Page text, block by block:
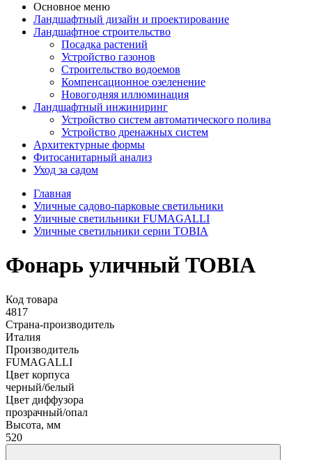
Основное меню
Ландшафтный дизайн и проектирование
Ландшафтное строительство
Посадка растений
Устройство газонов
Строительство водоемов
Компенсационное озеленение
Новогодняя иллюминация
Ландшафтный инжиниринг
Устройство систем автоматического полива
Устройство дренажных систем
Aрхитектурные формы
Фитосанитарный анализ
Уход за садом
Главная
Уличные садово-парковые светильники
Уличные светильники FUMAGALLI
Уличные светильники серии TOBIA
Фонарь уличный TOBIA
Код товара
4817
Страна-производитель
Италия
Производитель
FUMAGALLI
Цвет корпуса
черный/белый
Цвет диффузора
прозрачный/опал
Высота, мм
520